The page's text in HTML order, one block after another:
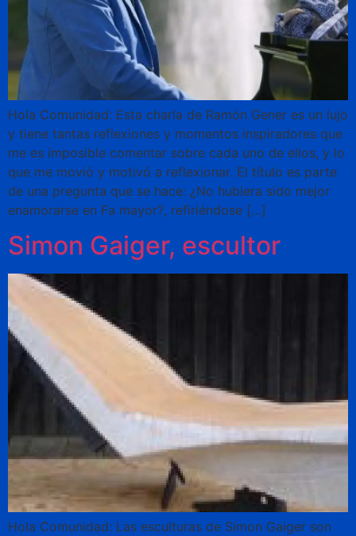
Hola Comunidad: Esta charla de Ramón Gener es un lujo
y tiene tantas reflexiones y momentos inspiradores que
me es imposible comentar sobre cada uno de ellos, y lo
que me movió y motivó a reflexionar. El título es parte
de una pregunta que se hace: ¿No hubiera sido mejor
enamorarse en Fa mayor?, refiriéndose […]
Simon Gaiger, escultor
Hola Comunidad: Las esculturas de Simon Gaiger son